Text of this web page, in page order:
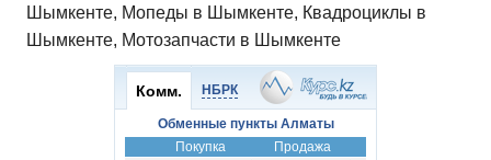
Шымкенте, Мопеды в Шымкенте, Квадроциклы в
Шымкенте, Мотозапчасти в Шымкенте